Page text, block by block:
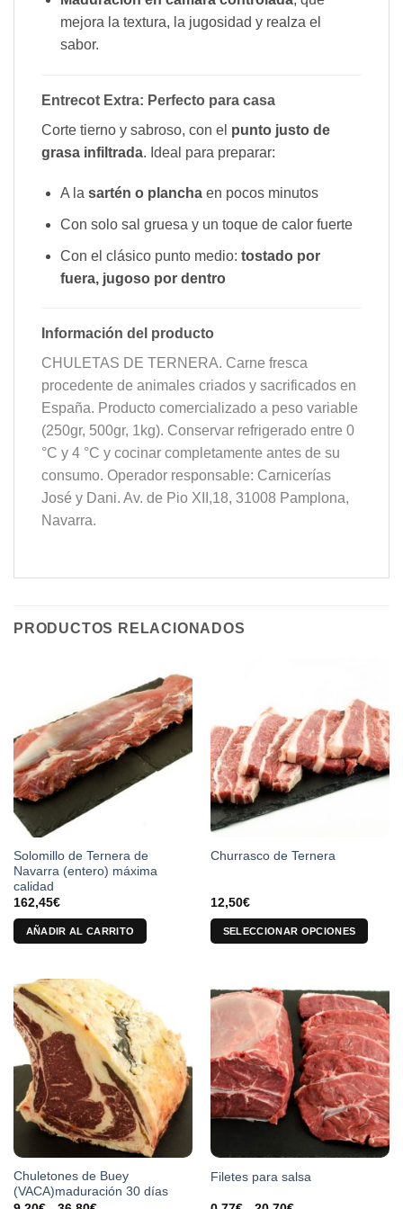
mejora la textura, la jugosidad y realza el
sabor.
Entrecot Extra: Perfecto para casa
Corte tierno y sabroso, con el punto justo de
grasa infiltrada. Ideal para preparar:
A la sartén o planchaen pocos minutos
Con solo sal gruesa y un toque de calor fuerte
Con el clásico punto medio: tostado por
fuera, jugoso por dentro
Información del producto
CHULETAS DE TERNERA. Carne fresca
procedente de animales criados y sacrificados en
España. Producto comercializado a peso variable
(250gr, 500gr, 1kg). Conservar refrigerado entre 0
°C y 4 °C y cocinar completamente antes de su
consumo. Operador responsable: Carnicerías
José y Dani. Av. de Pio XII,18, 31008 Pamplona,
Navarra.
PRODUCTOS RELACIONADOS
Solomillo de Ternera de
Navarra (entero) máxima
calidad
162,45€
AÑADIR AL CARRITO
Churrasco de Ternera
12,50€
SELECCIONAR OPCIONES
tiene
múltiples
variantes.
Las
opciones
se
pueden
elegir
la
página
Chuletones de Buey
(VACA)maduración 30 días
Filetes para salsa